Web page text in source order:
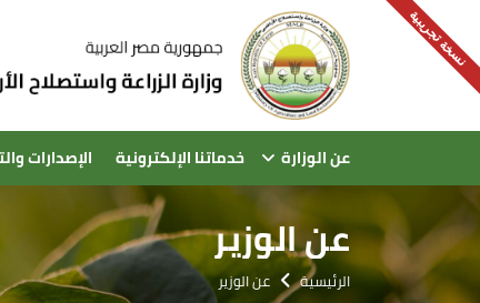
نسخة تجريبية
عن الوزارة خدماتنا الإلكترونية الإصدارات
عن الوزير
الرئيسية عن الوزير